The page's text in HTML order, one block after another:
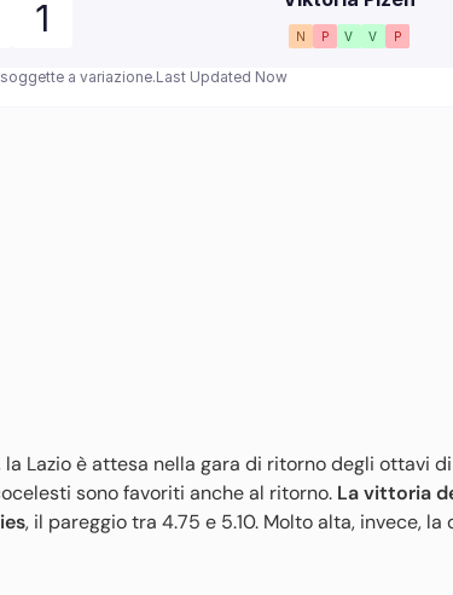
Lazio è attesa nella gara di ritorno degli ottavi
sono favoriti anche al ritorno. La vittoria
, il pareggio tra 4.75 e 5.10. Molto alta, invece, la